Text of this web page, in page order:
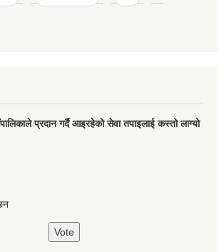
प्रदान गर्दै आइरहेको सेवा तपाइलाई कस्तो लाग्यो